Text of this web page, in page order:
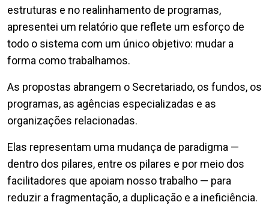
estruturas e no realinhamento de programas,
apresentei um relatório que reflete um esforço de
todo o sistema com um único objetivo: mudar a
forma como trabalhamos.
As propostas abrangem o Secretariado, os fundos, os
programas, as agências especializadas e as
organizações relacionadas.
Elas representam uma mudança de paradigma —
dentro dos pilares, entre os pilares e por meio dos
facilitadores que apoiam nosso trabalho — para
reduzir a fragmentação, a duplicação e a ineficiência.